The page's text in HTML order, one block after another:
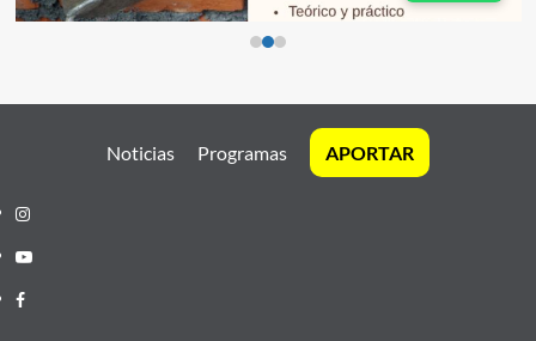
Noticias Programas APORTAR
Instagram
Youtube
Facebook